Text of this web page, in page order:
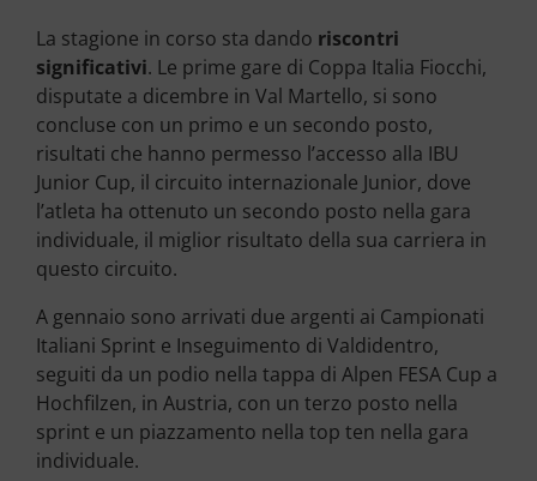
La stagione in corso sta dando riscontri
significativi. Le prime gare di Coppa Italia Fiocchi,
disputate a dicembre in Val Martello, si sono
concluse con un primo e un secondo posto,
risultati che hanno permesso l’accesso alla IBU
Junior Cup, il circuito internazionale Junior, dove
l’atleta ha ottenuto un secondo posto nella gara
individuale, il miglior risultato della sua carriera in
questo circuito.
A gennaio sono arrivati due argenti ai Campionati
Italiani Sprint e Inseguimento di Valdidentro,
seguiti da un podio nella tappa di Alpen FESA Cup a
Hochfilzen, in Austria, con un terzo posto nella
sprint e un piazzamento nella top ten nella gara
individuale.